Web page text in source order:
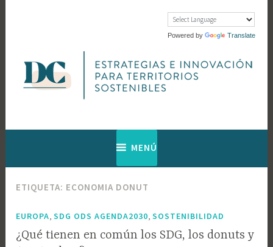
Powered by Translate
Diagnosis
Cultural
MENÚ
ETIQUETA: ECONOMIA DONUT
EUROPA,SDG ODS AGENDA2030,SOSTENIBILIDAD
¿Qué tienen en común los SDG, los donuts y